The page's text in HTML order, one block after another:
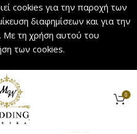
cookies για την παροχή των
διαφημίσεων και για την
Με τη χρήση αυτού του
των cookies.
0